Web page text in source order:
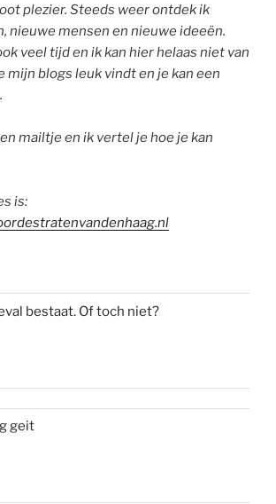
plezier. Steeds weer ontdek ik
nieuwe mensen en nieuwe ideeën.
veel tijd en ik kan hier helaas niet van
mijn blogs leuk vindt en je kan een
mailtje en ik vertel je hoe je kan
is:
bestaat. Of toch niet?
geit